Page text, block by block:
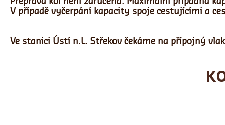
V případě vyčerpání kapacity spoje cestujícími a
Ve stanici Ústí n.L. Střekov čekáme na přípojný